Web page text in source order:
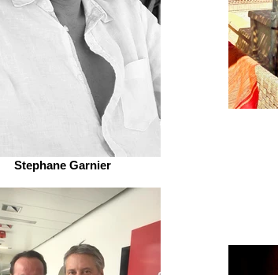
Stephane Garnier